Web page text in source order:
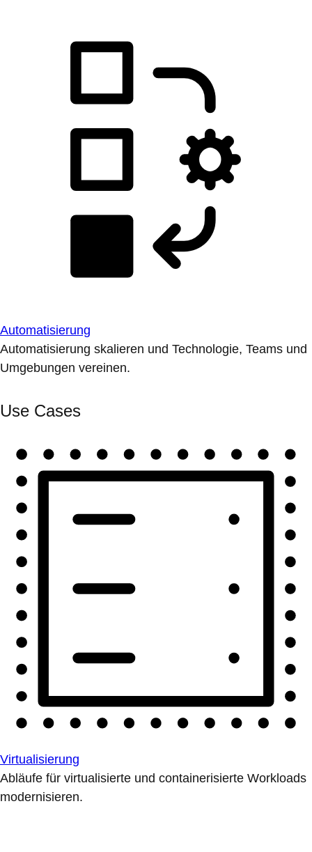
Automatisierung
Automatisierung skalieren und Technologie, Teams und
Umgebungen vereinen.
Use Cases
Virtualisierung
Abläufe für virtualisierte und containerisierte Workloads
modernisieren.